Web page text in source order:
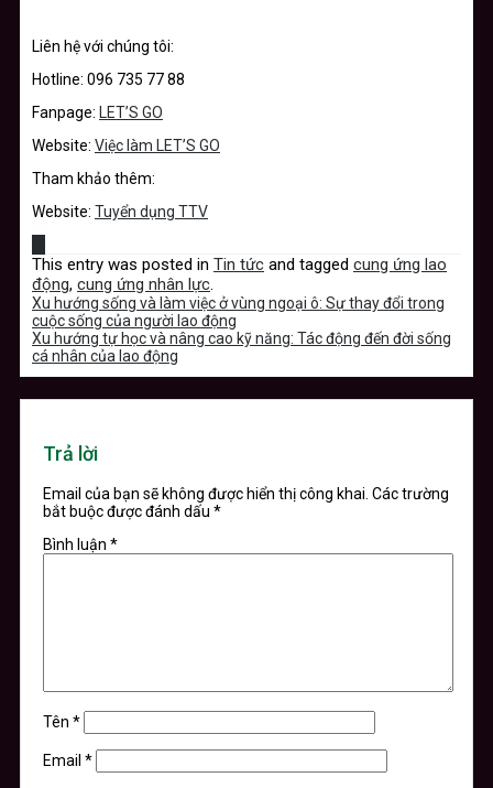
Liên hệ với chúng tôi:
Hotline: 096 735 77 88
Fanpage: LET’S GO
Website: Việc làm LET’S GO
Tham khảo thêm:
Website: Tuyển dụng TTV
This entry was posted in Tin tức and tagged cung ứng lao
động, cung ứng nhân lực.
Xu hướng sống và làm việc ở vùng ngoại ô: Sự thay đổi trong
cuộc sống của người lao động
Xu hướng tự học và nâng cao kỹ năng: Tác động đến đời sống
cá nhân của lao động
Trả lời
Email của bạn sẽ không được hiển thị công khai. Các trường
bắt buộc được đánh dấu *
Bình luận *
Tên *
Email *